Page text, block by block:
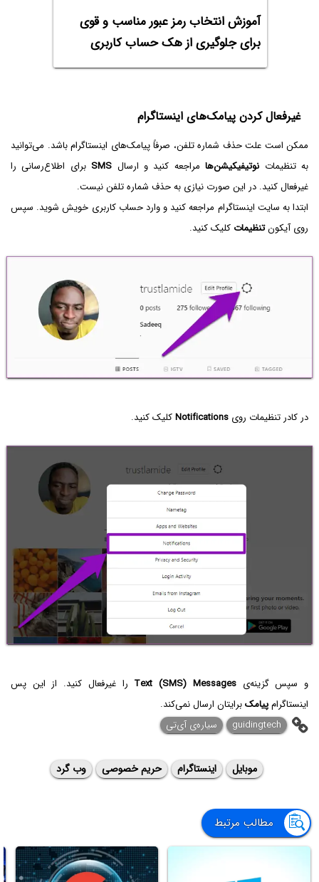
آموزش انتخاب رمز عبور مناسب و قوی
برای جلوگیری از هک حساب کاربری
غیرفعال کردن پیامک‌های اینستاگرام
ممکن است علت حذف شماره تلفن، صرفاً پیامک‌های اینستاگرام باشد. می‌توانید
به تنظیمات نوتیفیکیشن‌هامراجعه کنید و ارسال SMS برای اطلاع‌رسانی را
غیرفعال کنید. در این صورت نیازی به حذف شماره تلفن نیست.
ابتدا به سایت اینستاگرام مراجعه کنید و وارد حساب کاربری خویش شوید. سپس
روی آیکونتنظیمات کلیک کنید.
در کادر تنظیمات روی Notificationsکلیک کنید.
و سپس گزینه‌یText (SMS) Messages را غیرفعال کنید. از این پس
اینستاگرامپیامکبرایتان ارسال نمی‌کند.
guidingtech
سیاره‌ی آی‌تی
موبایل اینستاگرام حریم خصوصی وب گرد
مطالب مرتبط